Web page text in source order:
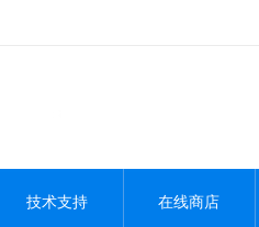
技术支持 在线商店